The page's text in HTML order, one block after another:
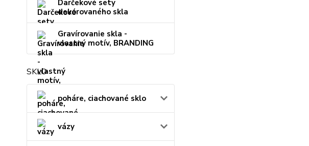
Darčekové sety
dekorovaného skla
Gravírovanie skla -
vlastný motív, BRANDING
SKLO
poháre, ciachované sklo
vázy